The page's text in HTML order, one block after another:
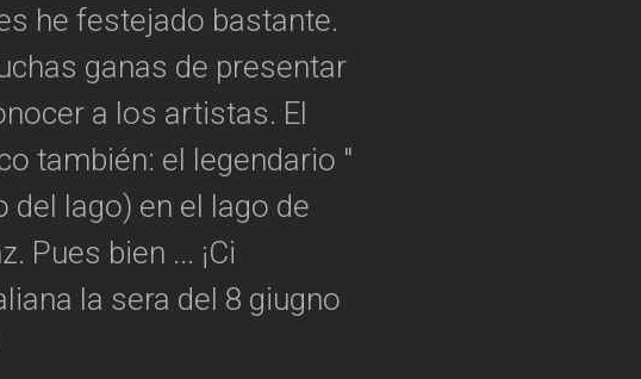
he festejado bastante.
ganas de presentar
a los artistas. El
también: el legendario "
del lago) en el lago de
Pues bien ... ¡Ci
la sera del 8 giugno